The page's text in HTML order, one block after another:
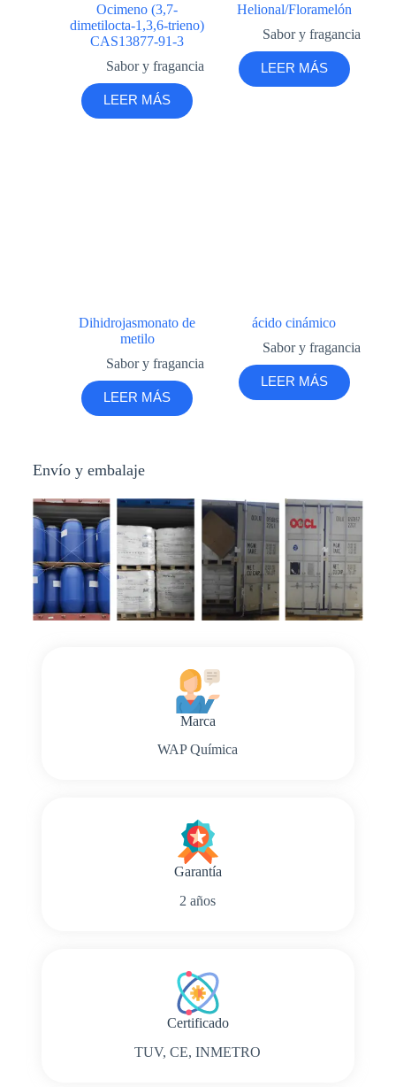
Ocimeno (3,7-
dimetilocta-1,3,6-trieno)
CAS13877-91-3
Sabor y fragancia
LEER MÁS
Helional/Floramelón
Sabor y fragancia
LEER MÁS
Dihidrojasmonato de
metilo
Sabor y fragancia
LEER MÁS
ácido cinámico
Sabor y fragancia
LEER MÁS
Envío y embalaje
Marca
WAP Química
Garantía
2 años
Certificado
TUV, CE, INMETRO